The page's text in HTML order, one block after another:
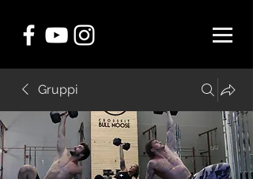
Gruppi